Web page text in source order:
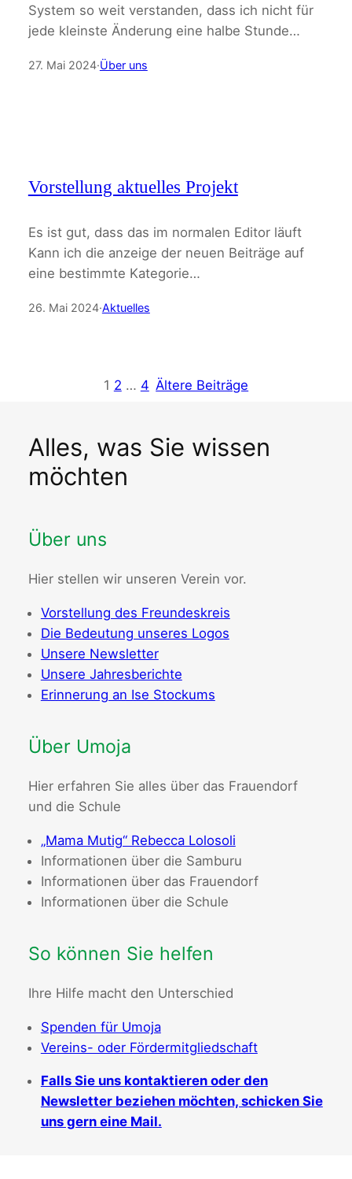
System so weit verstanden, dass ich nicht für
jede kleinste Änderung eine halbe Stunde…
27. Mai 2024·Über uns
Vorstellung aktuelles Projekt
Es ist gut, dass das im normalen Editor läuft
Kann ich die anzeige der neuen Beiträge auf
eine bestimmte Kategorie…
26. Mai 2024·Aktuelles
1 2 … 4 Ältere Beiträge
Alles, was Sie wissen
möchten
Über uns
Hier stellen wir unseren Verein vor.
Vorstellung des Freundeskreis
Die Bedeutung unseres Logos
Unsere Newsletter
Unsere Jahresberichte
Erinnerung an Ise Stockums
Über Umoja
Hier erfahren Sie alles über das Frauendorf
und die Schule
„Mama Mutig“ Rebecca Lolosoli
Informationen über die Samburu
Informationen über das Frauendorf
Informationen über die Schule
So können Sie helfen
Ihre Hilfe macht den Unterschied
Spenden für Umoja
Vereins- oder Fördermitgliedschaft
Falls Sie uns kontaktieren oder den
Newsletter beziehen möchten, schicken Sie
uns gern eine Mail.